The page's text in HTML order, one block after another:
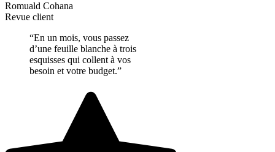
Romuald Cohana
Revue client
“En un mois, vous passez
d’une feuille blanche à trois
esquisses qui collent à vos
besoin et votre budget.”